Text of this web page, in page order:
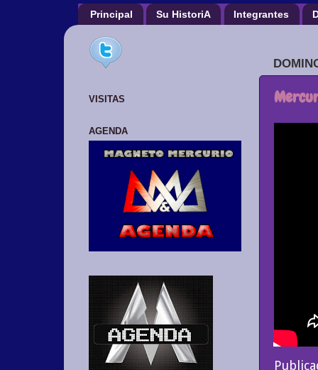
Principal Su HistoriA Integrantes
VISITAS
AGENDA